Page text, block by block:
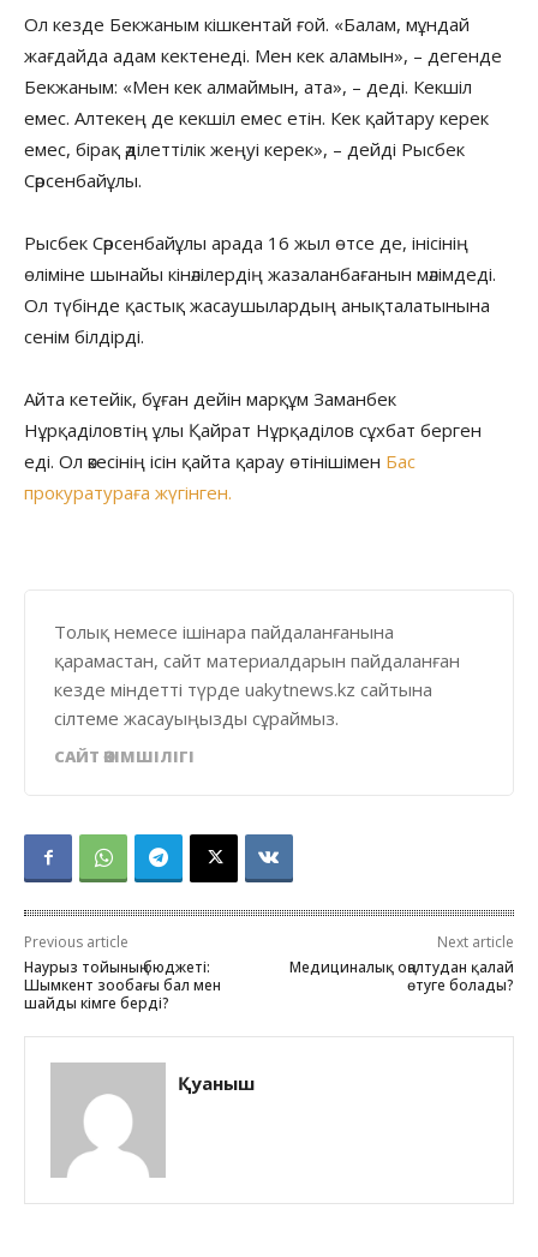
Ол кезде Бекжаным кішкентай ғой. «Балам, мұндай
жағдайда адам кектенеді. Мен кек аламын», – дегенде
Бекжаным: «Мен кек алмаймын, ата», – деді. Кекшіл
емес. Алтекең де кекшіл емес етін. Кек қайтару керек
емес, бірақ әділеттілік жеңуі керек», – дейді Рысбек
Сәрсенбайұлы.
Рысбек Сәрсенбайұлы арада 16 жыл өтсе де, інісінің
өліміне шынайы кінәлілердің жазаланбағанын мәлімдеді.
Ол түбінде қастық жасаушылардың анықталатынына
сенім білдірді.
Айта кетейік, бұған дейін марқұм Заманбек
Нұрқаділовтің ұлы Қайрат Нұрқаділов сұхбат берген
еді. Ол әкесінің ісін қайта қарау өтінішімен Бас
прокуратураға жүгінген.
Толық немесе ішінара пайдаланғанына
қарамастан, сайт материалдарын пайдаланған
кезде міндетті түрде uakytnews.kz сайтына
сілтеме жасауыңызды сұраймыз.
САЙТ ӘКІМШІЛІГІ
Previous article
Наурыз тойының бюджеті:
Шымкент зообағы бал мен
шайды кімге берді?
Next article
Медициналық оңалтудан қалай
өтуге болады?
Қуаныш